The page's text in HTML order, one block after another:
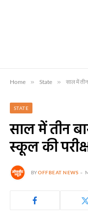
Home » State » साल में
STATE
साल में तीन
स्कूल की
BYOFFBEAT NEWS